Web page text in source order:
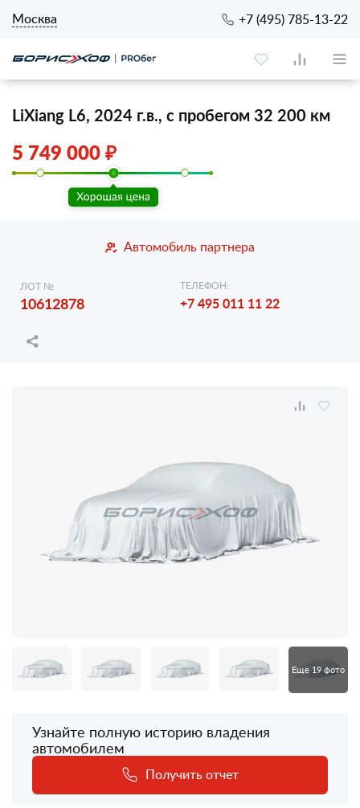
Москва +7 (495) 785-13-22
LiXiang L6, 2024 г.в., с пробегом 32 200 км
5 749 000 ₽
Автомобиль партнера
ЛОТ №
10612878
ТЕЛЕФОН:
+7 495 011 11 22
Еще 19 фото
Узнайте полную историю владения
автомобилем
Получить отчет